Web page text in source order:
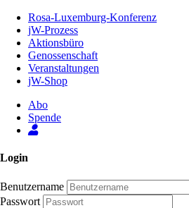
Inhalt
Seite
Rosa-Luxemburg-Konferenz
jW-Prozess
Aktionsbüro
Genossenschaft
Veranstaltungen
jW-Shop
Abo
Spende
Login
Benutzername
Passwort